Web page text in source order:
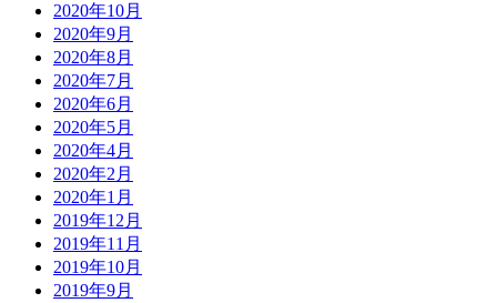
2020年10月
2020年9月
2020年8月
2020年7月
2020年6月
2020年5月
2020年4月
2020年2月
2020年1月
2019年12月
2019年11月
2019年10月
2019年9月